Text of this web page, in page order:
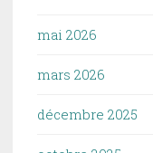
mai 2026
mars 2026
décembre 2025